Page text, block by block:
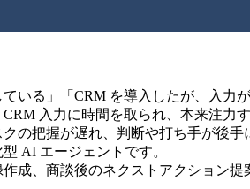
いる」「CRM を導入したが、入
入力に時間を取られ、本来注
の把握が遅れ、判断や打ち手が後
AI エージェントです。
成、商談後のネクストアクション